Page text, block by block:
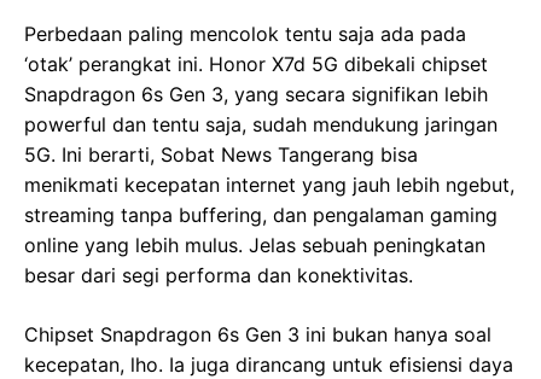
Perbedaan paling mencolok tentu saja ada pada
‘otak’ perangkat ini. Honor X7d 5G dibekali chipset
Snapdragon 6s Gen 3, yang secara signifikan lebih
powerful dan tentu saja, sudah mendukung jaringan
5G. Ini berarti, Sobat News Tangerang bisa
menikmati kecepatan internet yang jauh lebih ngebut,
streaming tanpa buffering, dan pengalaman gaming
online yang lebih mulus. Jelas sebuah peningkatan
besar dari segi performa dan konektivitas.
Chipset Snapdragon 6s Gen 3 ini bukan hanya soal
kecepatan, lho. Ia juga dirancang untuk efisiensi daya